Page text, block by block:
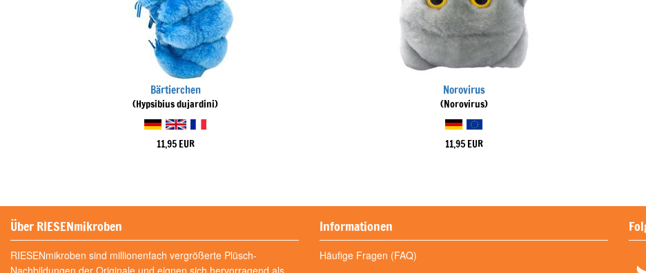
Bärtierchen
(Hypsibius dujardini)
11,95 EUR
Norovirus
(Norovirus)
11,95 EUR
Über RIESENmikroben
RIESENmikroben sind millionenfach vergrößerte Plüsch-
Nachbildungen der Originale und eignen sich hervorragend als
Informationen
Häufige Fragen (FAQ)